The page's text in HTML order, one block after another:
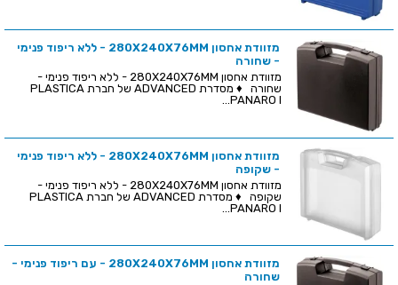
מזוודת אחסון 280X240X76MM - ללא ריפוד פנימי
- שחורה
מזוודת אחסון 280X240X76MM - ללא ריפוד פנימי -
שחורה ♦ מסדרת ADVANCED של חברת PLASTICA
PANARO I...
מזוודת אחסון 280X240X76MM - ללא ריפוד פנימי
- שקופה
מזוודת אחסון 280X240X76MM - ללא ריפוד פנימי -
שקופה ♦ מסדרת ADVANCED של חברת PLASTICA
PANARO I...
מזוודת אחסון 280X240X76MM - עם ריפוד פנימי -
שחורה